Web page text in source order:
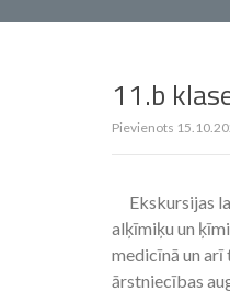
11.b
Pievienots
Ekskursijas
alķīmiķu un
medicīnā un
ārstniecības